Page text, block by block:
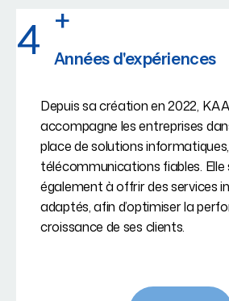
4 +
Années d'expériences
Depuis sa création en 2022,
accompagne les entreprises
place de solutions
télécommunications fiables. Elle
également à offrir des services
adaptés, afin d’optimiser la
croissance de ses clients.